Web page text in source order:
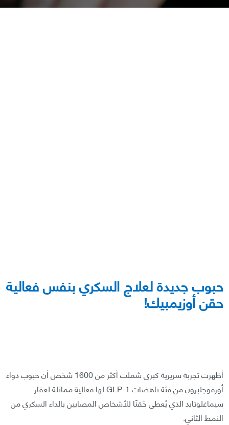
حبوب جديدة لعلاج السكري بنفس فعالية
حقن أوزيمبيك!
أظهرت تجربة سريرية كبرى شملت أكثر من 1600 شخص أن حبوب دواء
أورفوجلبرون من فئة ناهضات GLP-1 لها فعالية مماثلة لعقار
سيماغلوتايد الذي يُعطى حَقنًا للأشخاص المصابين بالداء السكري من
النمط الثاني.